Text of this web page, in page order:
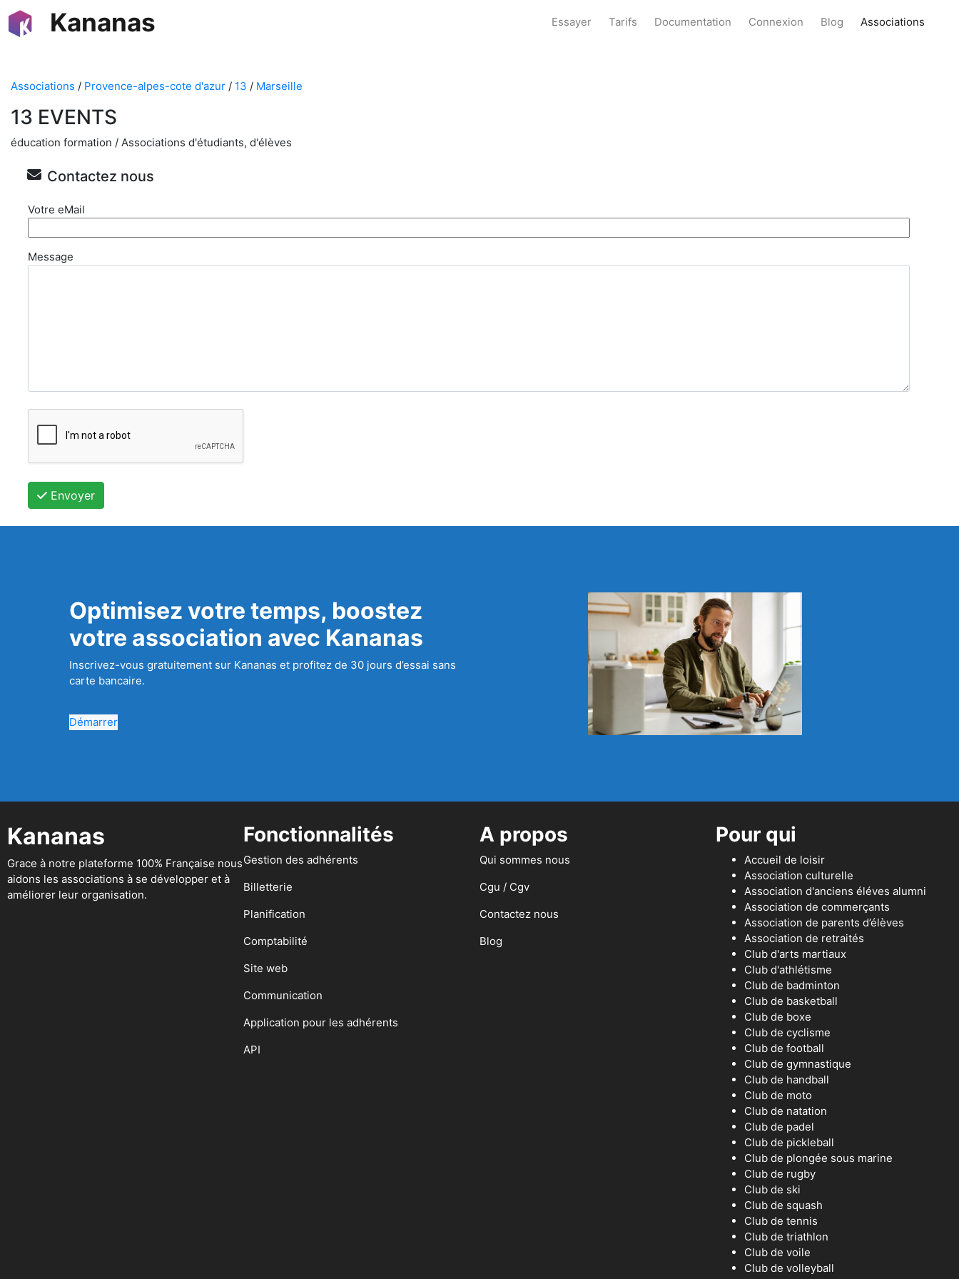
Kananas Essayer Tarifs Documentation Connexion Blog Associations
Associations / Provence-alpes-cote d'azur / 13 / Marseille
13 EVENTS
éducation formation / Associations d'étudiants, d'élèves
Contactez nous
Votre eMail
Message
Envoyer
Optimisez votre temps, boostez
votre association avec Kananas
Inscrivez-vous gratuitement sur Kananas et profitez de 30 jours d’essai sans
carte bancaire.
Démarrer
Kananas
Grace à notre plateforme 100% Française nous
aidons les associations à se développer et à
améliorer leur organisation.
Fonctionnalités
Gestion des adhérents
Billetterie
Planification
Comptabilité
Site web
Communication
Application pour les adhérents
API
A propos
Qui sommes nous
Cgu / Cgv
Contactez nous
Blog
Pour qui
Accueil de loisir
Association culturelle
Association d'anciens éléves alumni
Association de commerçants
Association de parents d’élèves
Association de retraités
Club d'arts martiaux
Club d'athlétisme
Club de badminton
Club de basketball
Club de boxe
Club de cyclisme
Club de football
Club de gymnastique
Club de handball
Club de moto
Club de natation
Club de padel
Club de pickleball
Club de plongée sous marine
Club de rugby
Club de ski
Club de squash
Club de tennis
Club de triathlon
Club de voile
Club de volleyball